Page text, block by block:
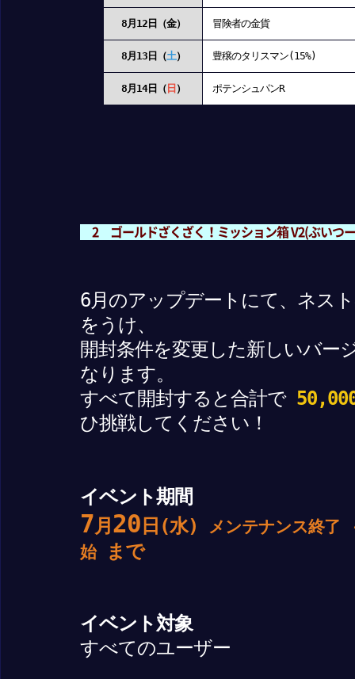
8月12日（金） 冒険者の金貨
8月13日（土） 豊穣のタリスマン(15%)
8月14日（日 ） ポテンシュパンR
2 ゴールドざくざく！ミッション箱 V2(ぶいつ
6月のアップデートにて、ネス
をうけ、
開封条件を変更した新しいバー
なります。
すべて開封すると合計で
ひ挑戦してください！
イベント期間
7月 20 日(水) メンテナンス終了
始まで
イベント対象
すべてのユーザー